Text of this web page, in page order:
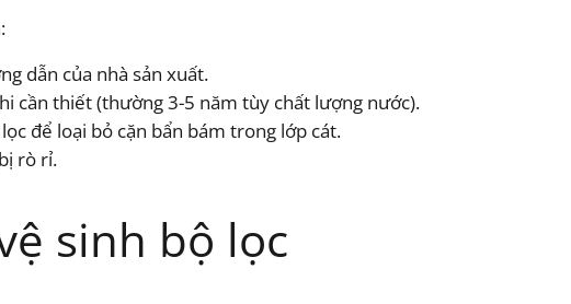
dẫn của nhà sản xuất.
cần thiết (thường 3-5 năm tùy chất lượng nước).
để loại bỏ cặn bẩn bám trong lớp cát.
rò rỉ.
sinh bộ lọc